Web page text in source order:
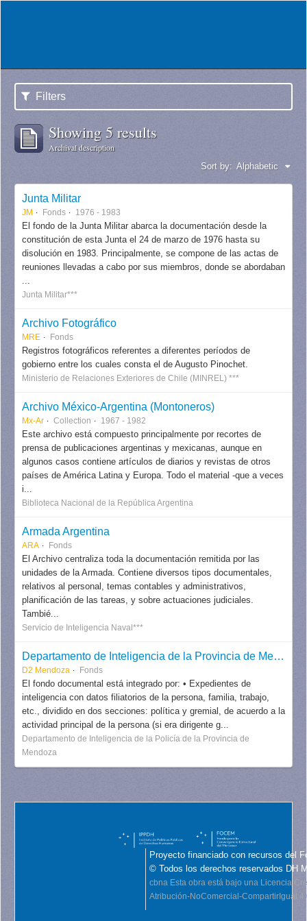
Filters
Showing 5 results
Archival description
Sort by: Alphabetic
Junta Militar
JM Fonds 1976 - 1983
El fondo de la Junta Militar abarca la documentación desde la
constitución de esta Junta el 24 de marzo de 1976 hasta su
disolución en 1983. Principalmente, se compone de las actas de
reuniones llevadas a cabo por sus miembros, donde se abordaban
...
Junta Militar***
Archivo Fotográfico
MRE Fonds
Registros fotográficos referentes a diferentes períodos de
gobierno entre los cuales consta el de Augusto Pinochet.
Ministerio de Relaciones Exteriores de Chile (MINREL) ***
Archivo México-Argentina (Montoneros)
Mx-Ar Collection 1967 - 1982
Este archivo está compuesto principalmente por recortes de
prensa de publicaciones argentinas y mexicanas, aunque en
algunos casos contiene artículos de diarios y revistas de otros
países de América Latina y Europa. Todo el material -que a veces
i...
Biblioteca Nacional de la República Argentina
Armada Argentina
ARA Fonds
El Archivo centraliza toda la documentación remitida por las
unidades de la Armada. Contiene diversos tipos documentales,
relativos al personal, temas contables y administrativos,
planificación de las tareas, y sobre actuaciones judiciales.
Tambié...
Servicio de Inteligencia Naval***
Departamento de Inteligencia de la Provincia de Mendoza
D2 Mendoza Fonds
El fondo documental está integrado por: • Expedientes de
inteligencia con datos filiatorios de la persona, familia, trabajo,
etc., dividido en dos secciones: política y gremial, de acuerdo a la
actividad principal de la persona (si era dirigente g...
Departamento de Inteligencia de la Policía de la Provincia de
Mendoza
Proyecto financiado con recursos del
© Todos los derechos reservados DH
cbna Esta obra está bajo una Licencia
Atribución-NoComercial-CompartirIgual